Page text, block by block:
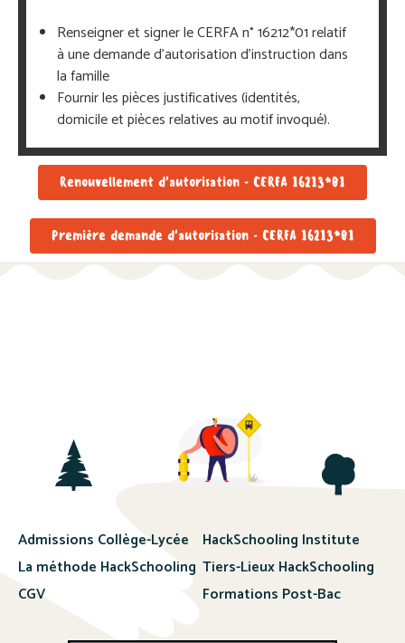
Renseigner et signer le CERFA n° 16212*01 relatif
à une demande d’autorisation d’instruction dans
la famille
Fournir les pièces justificatives (identités,
domicile et pièces relatives au motif invoqué).
Renouvellement d'autorisation - CERFA 16213*01
Première demande d'autorisation - CERFA 16213*01
Admissions Collège-Lycée
La méthode HackSchooling
CGV
HackSchooling Institute
Tiers-Lieux HackSchooling
Formations Post-Bac